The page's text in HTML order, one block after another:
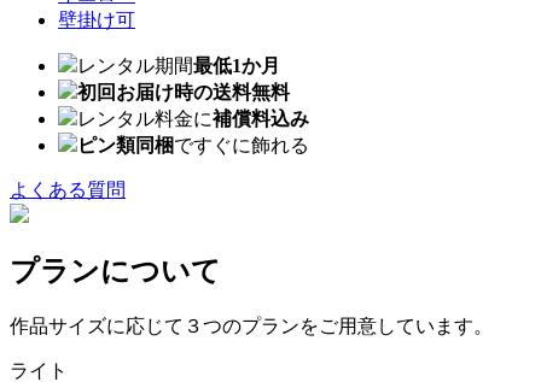
壁掛け可
レンタル期間最低1か月
初回お届け時の送料無料
レンタル料金に補償料込み
ピン類同梱ですぐに飾れる
よくある質問
プランについて
作品サイズに応じて３つのプランをご用意しています。
ライト